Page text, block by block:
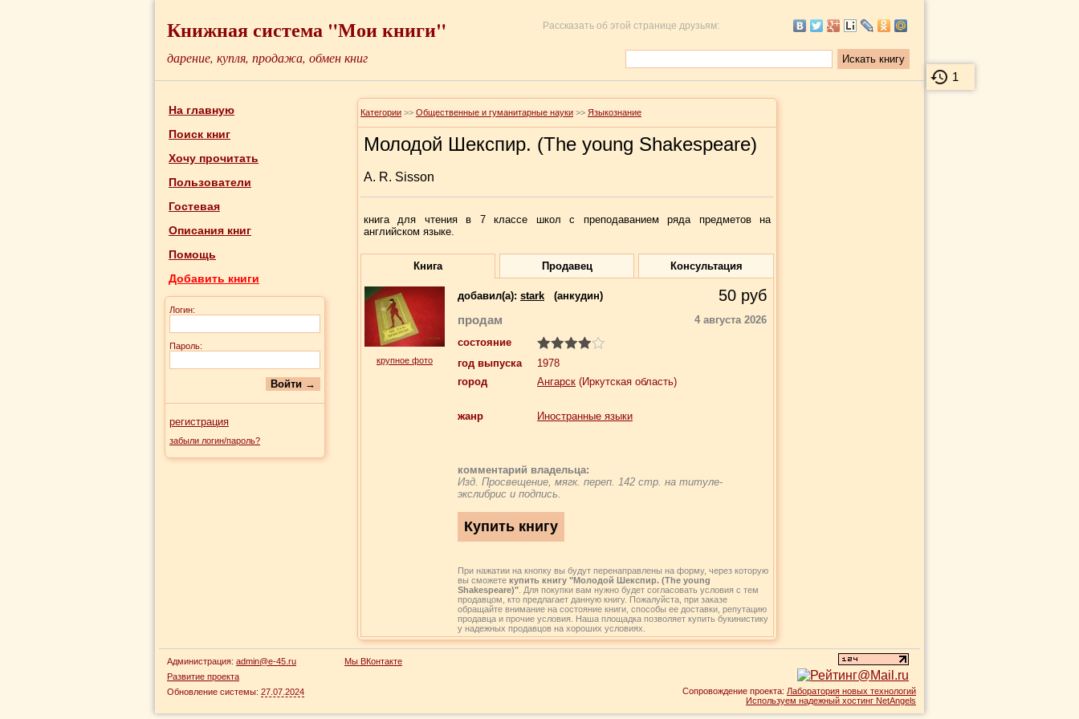
1
Книжная система "Мои книги" Рассказать об этой странице друзьям:
дарение, купля, продажа, обмен книг
На главную
Поиск книг
Хочу прочитать
Пользователи
Гостевая
Описания книг
Помощь
Добавить книги
Логин:
Пароль:
регистрация
забыли логин/пароль?
Категории >> Общественные и гуманитарные науки >> Языкознание
Молодой Шекспир. (The young Shakespeare)
A. R. Sisson
книга для чтения в 7 классе школ с преподаванием ряда предметов на
английском языке.
Книга Продавец Консультация
крупное фото
добавил(a): stark (анкудин) 50 руб
продам
4 августа 2026
состояние
год выпуска
1978
город
Ангарск (Иркутская область)
жанр Иностранные языки
комментарий владельца:
Изд. Просвещение, мягк. переп. 142 стр. на титуле-
экслибрис и подпись.
При нажатии на кнопку вы будут перенаправлены на форму, через которую
вы сможете купить книгу "Молодой Шекспир. (The young
Shakespeare)" . Для покупки вам нужно будет согласовать условия с тем
продавцом, кто предлагает данную книгу. Пожалуйста, при заказе
обращайте внимание на состояние книги, способы ее доставки, репутацию
продавца и прочие условия. Наша площадка позволяет купить букинистику
у надежных продавцов на хороших условиях.
Администрация: admin@e-45.ru
Развитие проекта
Обновление системы: 27.07.2024
Мы ВКонтакте
Сопровождение проекта: Лаборатория новых технологий
Используем надежный хостинг NetAngels